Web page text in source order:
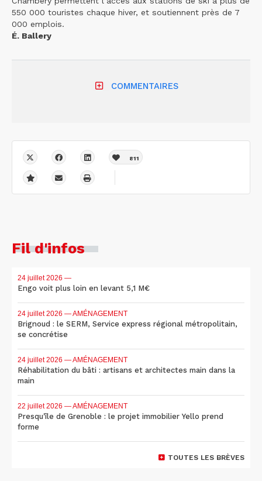
550 000 touristes chaque hiver, et soutiennent près de 7
000 emplois.
É. Ballery
COMMENTAIRES
811
Fil d'infos
24 juillet 2026 —
Engo voit plus loin en levant 5,1 M€
24 juillet 2026 — AMÉNAGEMENT
Brignoud : le SERM, Service express régional métropolitain,
se concrétise
24 juillet 2026 — AMÉNAGEMENT
Réhabilitation du bâti : artisans et architectes main dans la
main
22 juillet 2026 — AMÉNAGEMENT
Presqu'île de Grenoble : le projet immobilier Yello prend
forme
TOUTES LES BRÈVES